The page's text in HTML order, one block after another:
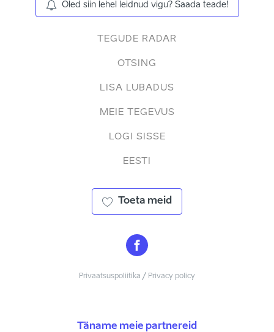
Oled siin lehel leidnud vigu? Saada teade!
TEGUDE RADAR
OTSING
LISA LUBADUS
MEIE TEGEVUS
LOGI SISSE
EESTI
Toeta meid
Privaatsuspoliitika / Privacy policy
Täname meie partnereid